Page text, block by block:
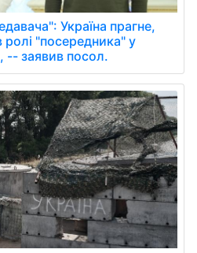
Україна прагне,
ролі "посередника" у
-- заявив посол.